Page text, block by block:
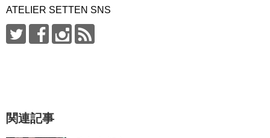
ATELIER SETTEN SNS
関連記事